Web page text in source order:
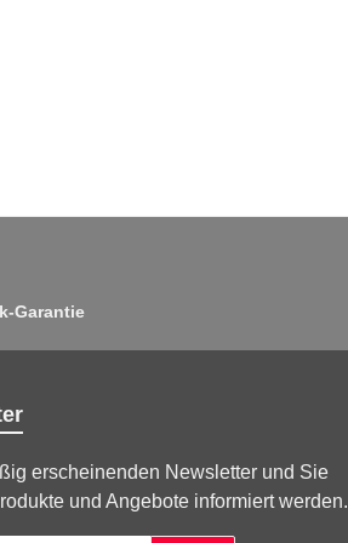
Garantie
erscheinenden Newsletter und Sie
und Angebote informiert werden.